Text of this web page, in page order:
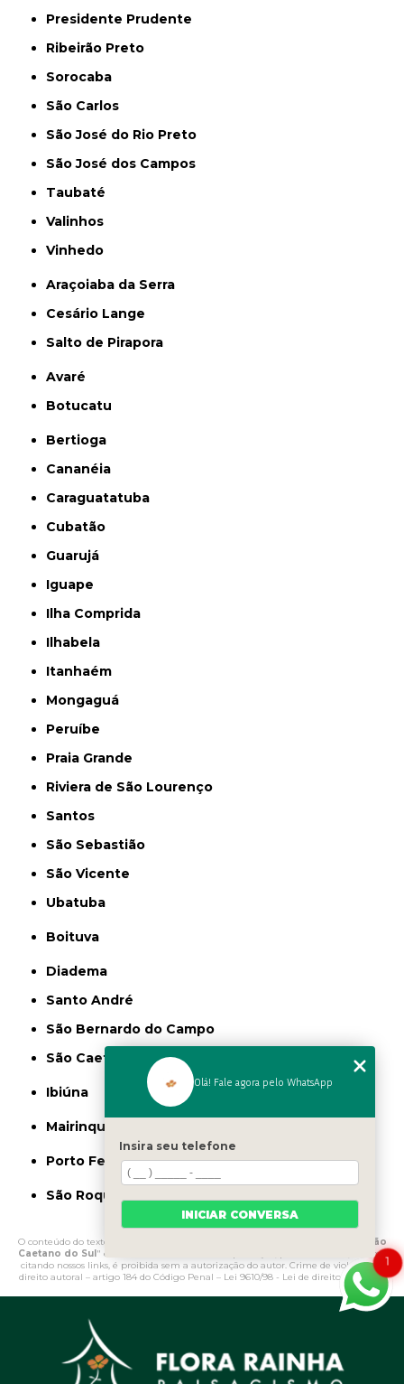
Presidente Prudente
Ribeirão Preto
Sorocaba
São Carlos
São José do Rio Preto
São José dos Campos
Taubaté
Valinhos
Vinhedo
Araçoiaba da Serra
Cesário Lange
Salto de Pirapora
Avaré
Botucatu
Bertioga
Cananéia
Caraguatatuba
Cubatão
Guarujá
Iguape
Ilha Comprida
Ilhabela
Itanhaém
Mongaguá
Peruíbe
Praia Grande
Riviera de São Lourenço
Santos
São Sebastião
São Vicente
Ubatuba
Boituva
Diadema
Santo André
São Bernardo do Campo
São Caetano do Sul
Ibiúna
Mairinque
Porto Feliz
São Roque
O conteúdo do texto "
Onde Comprar Limitador de Grama para Jardim São
Caetano do Sul " é de direito reservado. Sua reprodução, parcial ou total, mesmo
citando nossos links, é proibida sem a autorização do autor. Crime de violação de
direito autoral – artigo 184 do Código Penal – Lei 9610/98 - Lei de direitos autorais.
1
Olá! Fale agora pelo WhatsApp
Insira seu telefone
INICIAR CONVERSA